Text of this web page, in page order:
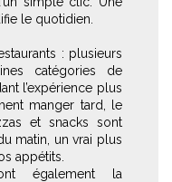
le quotidien.
: plusieurs
catégories de
l’expérience plus
manger tard, le
et snacks sont
matin, un vrai plus
appétits.
également la